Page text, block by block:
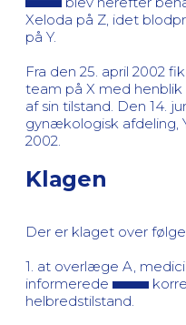
Xeloda på Z, idet
på Y.
Fra den 25. april 2002 fik
team på X med
af sin tilstand. Den 14.
gynækologisk afdeling,
2002.
Klagen
Der er klaget over
1. at overlæge A,
informerede
helbredstilstand.